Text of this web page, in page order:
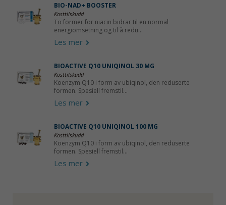
BIO-NAD+ BOOSTER
Kosttilskudd
To former for niacin bidrar til en normal
energiomsetning og til å redu...
Les mer
BIOACTIVE Q10 UNIQINOL 30 MG
Kosttilskudd
Koenzym Q10 i form av ubiqinol, den reduserte
formen. Spesiell fremstil...
Les mer
BIOACTIVE Q10 UNIQINOL 100 MG
Kosttilskudd
Koenzym Q10 i form av ubiqinol, den reduserte
formen. Spesiell fremstil...
Les mer